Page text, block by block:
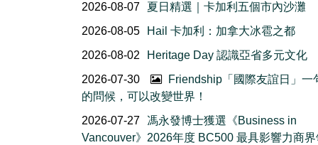
2026-08-07
夏日精選｜卡加利五個市內沙灘
2026-08-05
Hail 卡加利：加拿大冰雹之都
2026-08-02
Heritage Day 認識亞省多元文化
2026-07-30
Friendship「國際友誼日」一
的問候，可以改變世界！
2026-07-27
馮永發博士獲選《Business in
Vancouver》2026年度 BC500 最具影響力商